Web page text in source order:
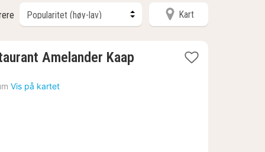
Kart
Amelander Kaap
Vis på kartet